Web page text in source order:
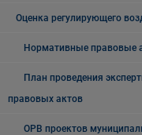
Оценка регулирующего
Нормативные правовые
План проведения
правовых актов
ОРВ проектов